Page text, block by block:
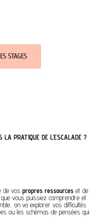
STAGES
LA PRATIQUE DE L’ESCALADE ?
de vos propres ressources et de
vous puissiez comprendre et
on va explorer vos difficultés
ou les schémas de pensées qui